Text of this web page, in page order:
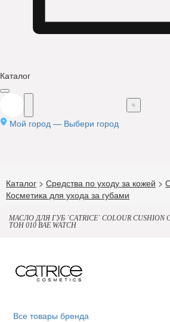
Каталог
Мой город — Выбери город
Каталог > Средства по уходу за кожей >
Косметика для ухода за губами
МАСЛО ДЛЯ ГУБ `CATRICE` COLOUR
ТОН 010 BAE WATCH
Все товары бренда